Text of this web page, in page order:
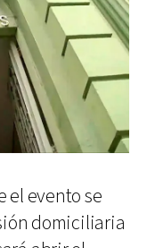
el evento se
domiciliaria